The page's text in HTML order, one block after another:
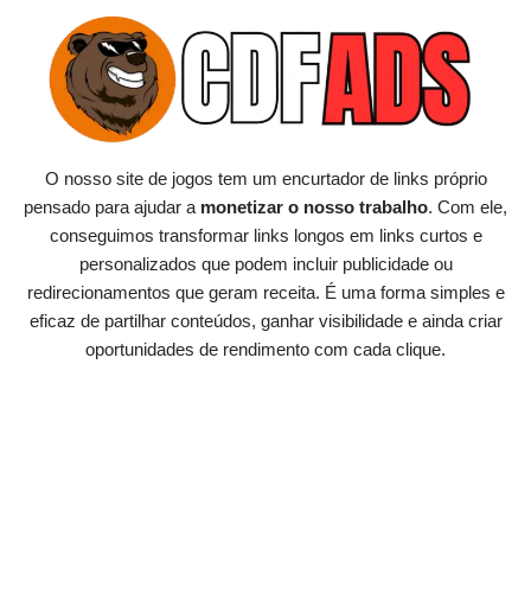
Pular
para
O nosso site de jogos tem um encurtador de links próprio
pensado para ajudar a monetizar o nosso trabalho. Com ele,
conseguimos transformar links longos em links curtos e
personalizados que podem incluir publicidade ou
redirecionamentos que geram receita. É uma forma simples e
eficaz de partilhar conteúdos, ganhar visibilidade e ainda criar
oportunidades de rendimento com cada clique.